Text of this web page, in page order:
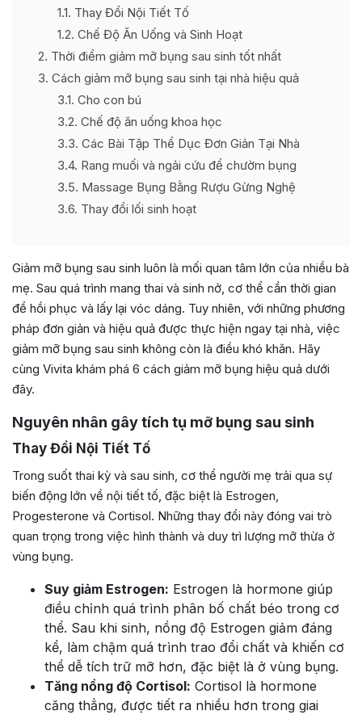
1.1 Thay Đổi Nội Tiết Tố
1.2 Chế Độ Ăn Uống và Sinh Hoạt
2 Thời điểm giảm mỡ bụng sau sinh tốt nhất
3 Cách giảm mỡ bụng sau sinh tại nhà hiệu quả
3.1 Cho con bú
3.2 Chế độ ăn uống khoa học
3.3 Các Bài Tập Thể Dục Đơn Giản Tại Nhà
3.4 Rang muối và ngải cứu để chườm bụng
3.5 Massage Bụng Bằng Rượu Gừng Nghệ
3.6 Thay đổi lối sinh hoạt
Giảm mỡ bụng sau sinh luôn là mối quan tâm lớn của nhiều bà
mẹ. Sau quá trình mang thai và sinh nở, cơ thể cần thời gian
để hồi phục và lấy lại vóc dáng. Tuy nhiên, với những phương
pháp đơn giản và hiệu quả được thực hiện ngay tại nhà, việc
giảm mỡ bụng sau sinh không còn là điều khó khăn. Hãy
cùng Vivita khám phá 6 cách giảm mỡ bụng hiệu quả dưới
đây.
Nguyên nhân gây tích tụ mỡ bụng sau sinh
Thay Đổi Nội Tiết Tố
Trong suốt thai kỳ và sau sinh, cơ thể người mẹ trải qua sự
biến động lớn về nội tiết tố, đặc biệt là Estrogen,
Progesterone và Cortisol. Những thay đổi này đóng vai trò
quan trọng trong việc hình thành và duy trì lượng mỡ thừa ở
vùng bụng.
Suy giảm Estrogen: Estrogen là hormone giúp
điều chỉnh quá trình phân bố chất béo trong cơ
thể. Sau khi sinh, nồng độ Estrogen giảm đáng
kể, làm chậm quá trình trao đổi chất và khiến cơ
thể dễ tích trữ mỡ hơn, đặc biệt là ở vùng bụng.
Tăng nồng độ Cortisol: Cortisol là hormone
căng thẳng, được tiết ra nhiều hơn trong giai